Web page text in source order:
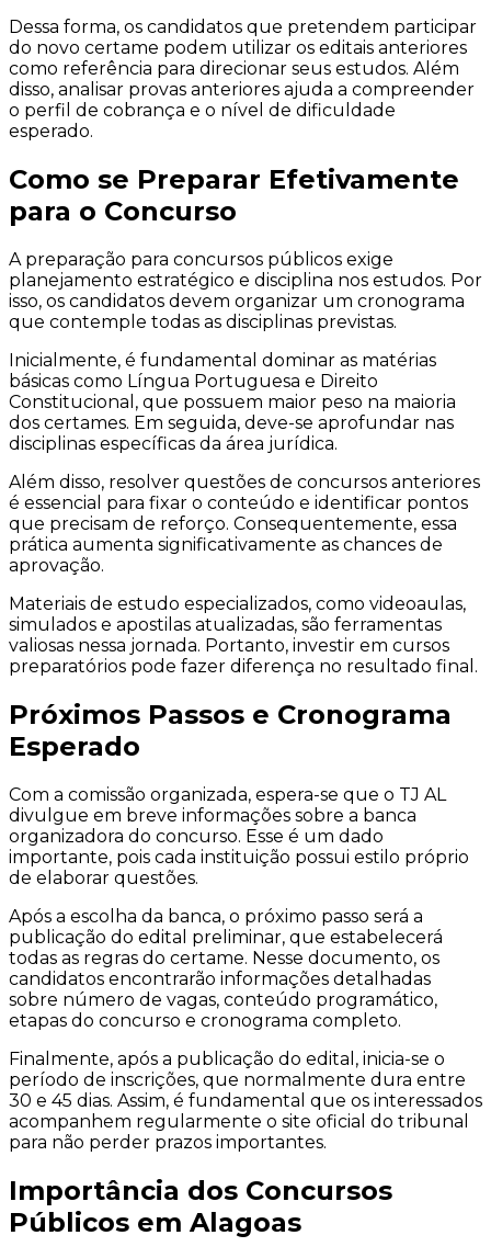
Dessa forma, os candidatos que pretendem participar
do novo certame podem utilizar os editais anteriores
como referência para direcionar seus estudos. Além
disso, analisar provas anteriores ajuda a compreender
o perfil de cobrança e o nível de dificuldade
esperado.
Como se Preparar Efetivamente
para o Concurso
A preparação para concursos públicos exige
planejamento estratégico e disciplina nos estudos. Por
isso, os candidatos devem organizar um cronograma
que contemple todas as disciplinas previstas.
Inicialmente, é fundamental dominar as matérias
básicas como Língua Portuguesa e Direito
Constitucional, que possuem maior peso na maioria
dos certames. Em seguida, deve-se aprofundar nas
disciplinas específicas da área jurídica.
Além disso, resolver questões de concursos anteriores
é essencial para fixar o conteúdo e identificar pontos
que precisam de reforço. Consequentemente, essa
prática aumenta significativamente as chances de
aprovação.
Materiais de estudo especializados, como videoaulas,
simulados e apostilas atualizadas, são ferramentas
valiosas nessa jornada. Portanto, investir em cursos
preparatórios pode fazer diferença no resultado final.
Próximos Passos e Cronograma
Esperado
Com a comissão organizada, espera-se que o TJ AL
divulgue em breve informações sobre a banca
organizadora do concurso. Esse é um dado
importante, pois cada instituição possui estilo próprio
de elaborar questões.
Após a escolha da banca, o próximo passo será a
publicação do edital preliminar, que estabelecerá
todas as regras do certame. Nesse documento, os
candidatos encontrarão informações detalhadas
sobre número de vagas, conteúdo programático,
etapas do concurso e cronograma completo.
Finalmente, após a publicação do edital, inicia-se o
período de inscrições, que normalmente dura entre
30 e 45 dias. Assim, é fundamental que os interessados
acompanhem regularmente o site oficial do tribunal
para não perder prazos importantes.
Importância dos Concursos
Públicos em Alagoas